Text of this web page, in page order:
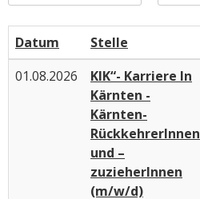
Datum Stelle
01.08.2026
KIK“- Karriere In
Kärnten -
Kärnten-
RückkehrerInnen
und –
zuzieherInnen
(m/w/d)